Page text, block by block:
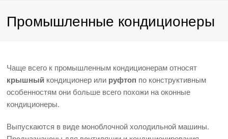
Промышленные кондиционеры
Чаще всего к промышленным кондиционерам относят
крышный кондиционер или руфтоп по конструктивным
особенностям они больше всего похожи на оконные
кондиционеры.
Выпускаются в виде моноблочной холодильной машины.